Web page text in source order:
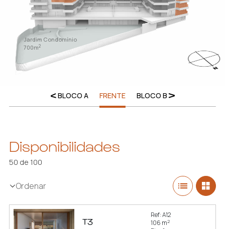
BLOCO A FRENTE BLOCO B
Jardim Condomínio
700m2
Disponibilidades
50 de 100
Ordenar
T3
Ref: A12
106 m2